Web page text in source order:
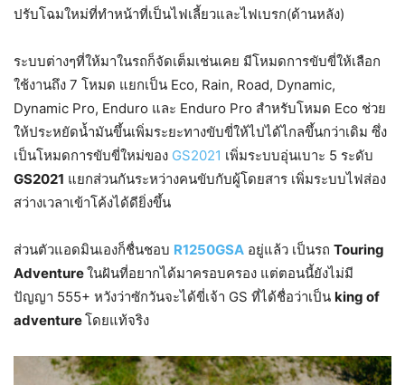
ปรับโฉมใหม่ที่ทำหน้าที่เป็นไฟเลี้ยวและไฟเบรก(ด้านหลัง)
ระบบต่างๆที่ให้มาในรถก็จัดเต็มเช่นเคย มีโหมดการขับขี่ให้เลือก
ใช้งานถึง 7 โหมด แยกเป็น Eco, Rain, Road, Dynamic,
Dynamic Pro, Enduro และ Enduro Pro สำหรับโหมด Eco ช่วย
ให้ประหยัดน้ำมันขึ้นเพิ่มระยะทางขับขี่ให้ไปได้ไกลขึ้นกว่าเดิม ซึ่ง
เป็นโหมดการขับขี่ใหม่ของ GS2021 เพิ่มระบบอุ่นเบาะ 5 ระดับ
GS2021 แยกส่วนกันระหว่างคนขับกับผู้โดยสาร เพิ่มระบบไฟส่อง
สว่างเวลาเข้าโค้งได้ดียิ่งขึ้น
ส่วนตัวแอดมินเองก็ชื่นชอบ R1250GSA อยู่แล้ว เป็นรถ Touring
Adventureในฝันที่อยากได้มาครอบครอง แต่ตอนนี้ยังไม่มี
ปัญญา 555+ หวังว่าซักวันจะได้ขี่เจ้า GS ที่ได้ชื่อว่าเป็น king of
adventureโดยแท้จริง